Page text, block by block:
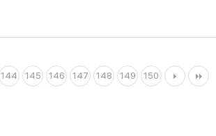
144 145 146 147 148 149 150